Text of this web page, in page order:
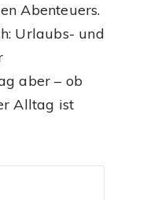
Abenteuers.
Urlaubs- und
aber – ob
Alltag ist